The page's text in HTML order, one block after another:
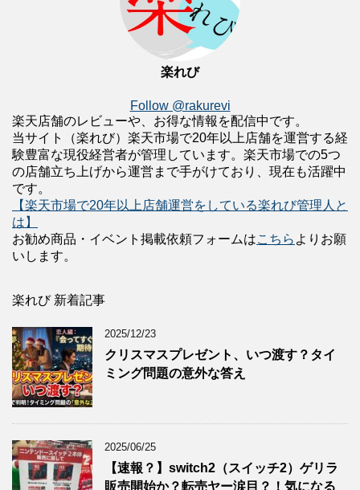
楽れび
Follow @rakurevi
楽天店舗のレビューや、お得な情報を配信中です。
当サイト（楽れび）楽天市場で20年以上店舗を運営する経
験豊富な現役経営者が管理しています。楽天市場での5つ
の店舗立ち上げから運営まで手がけており、現在も活躍中
です。
【楽天市場で20年以上店舗運営をしている楽れび管理人と
は】
お勧め商品・イベント掲載依頼フォームはこちら よりお願
いします。
楽れび 新着記事
2025/12/23
クリスマスプレゼント、いつ渡す？タイ
ミング問題の意外な答え
2025/06/25
【速報？】switch2（スイッチ2）ゲリラ
販売開始か？転売ヤー涙目？！気になる